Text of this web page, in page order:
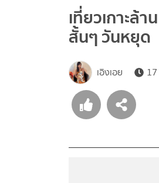
เที่ยวเกาะล้
สั้นๆ วันหยุด
เอิงเอย